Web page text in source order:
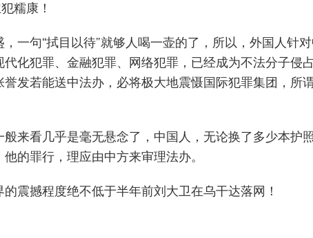
糯康！
一句“拭目以待”就够人喝一壶的了，所以，外国人针
化犯罪、金融犯罪、网络犯罪，已经成为不法分子侵
发若能送中法办，必将极大地震慑国际犯罪集团，所谓
来看几乎是毫无悬念了，中国人，无论换了多少本护
的罪行，理应由中方来审理法办。
震撼程度绝不低于半年前刘大卫在乌干达落网！